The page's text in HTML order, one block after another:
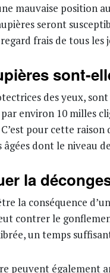
mauvaise position
seront
frais de tous les
sont-
des yeux,
environ 10 milles
pour cette
dont le niveau
la
la conséquence
contrer le
un temps
peuvent également